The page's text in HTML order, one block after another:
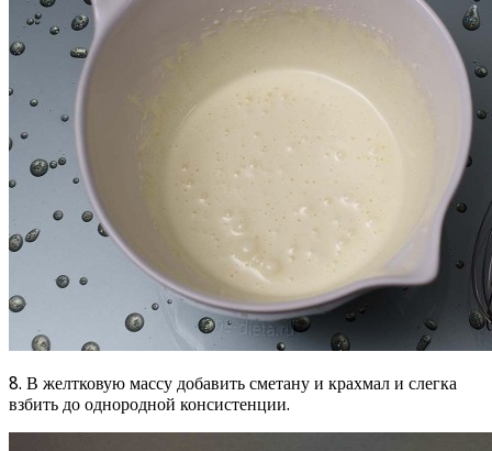
8. В желтковую массу добавить сметану и крахмал и слегка
взбить до однородной консистенции.